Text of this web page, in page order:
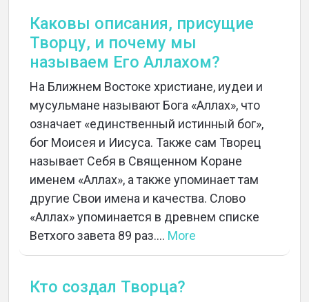
Каковы описания, присущие
Творцу, и почему мы
называем Его Аллахом?
На Ближнем Востоке христиане, иудеи и
мусульмане называют Бога «Аллах», что
означает «единственный истинный бог»,
бог Моисея и Иисуса. Также сам Творец
называет Себя в Священном Коране
именем «Аллах», а также упоминает там
другие Свои имена и качества. Слово
«Аллах» упоминается в древнем списке
Ветхого завета 89 раз.... More
Кто создал Творца?